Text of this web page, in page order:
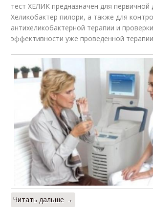
тест ХЕЛИК предназначен для первичной
Хеликобактер пилори, а также для
антихеликобактерной терапии и проверки
эффективности уже проведенной
Читать дальше →